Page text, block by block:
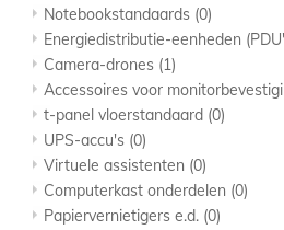
Notebookstandaards (0)
Energiedistributie-eenheden
Camera-drones (1)
Accessoires voor
t-panel vloerstandaard (0)
UPS-accu's (0)
Virtuele assistenten (0)
Computerkast onderdelen (0)
Papiervernietigers e.d. (0)